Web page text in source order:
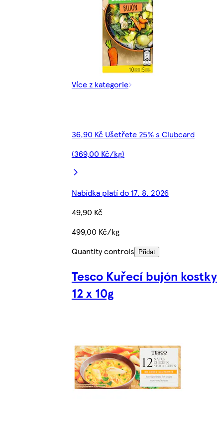
Více z kategorie
36,90 Kč Ušetřete 25% s Clubcard
(369,00 Kč/kg)
Nabídka platí do 17. 8. 2026
49,90 Kč
499,00 Kč/kg
Quantity controls
Přidat
Tesco Kuřecí bujón kostky
12 x 10g